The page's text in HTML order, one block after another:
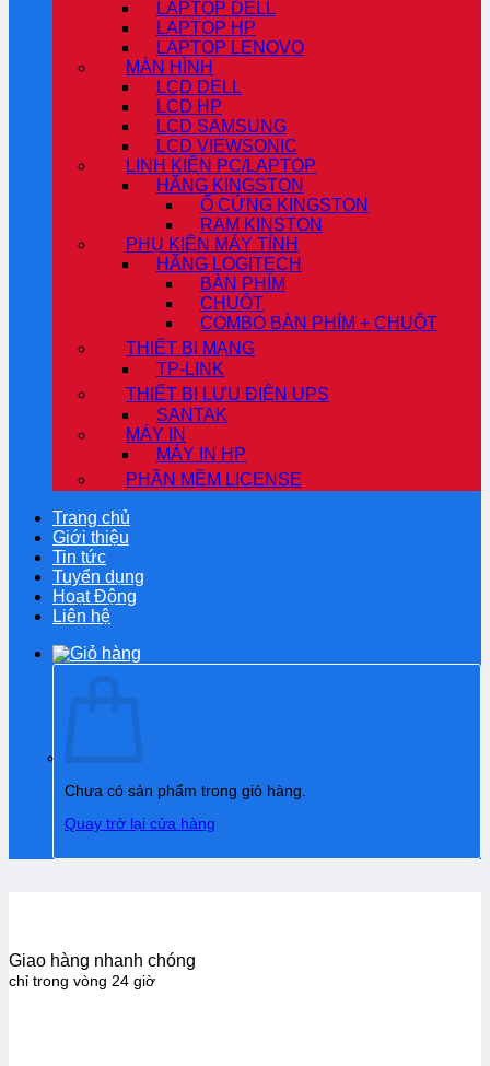
LAPTOP DELL
LAPTOP HP
LAPTOP LENOVO
MÀN HÌNH
LCD DELL
LCD HP
LCD SAMSUNG
LCD VIEWSONIC
LINH KIỆN PC/LAPTOP
HÃNG KINGSTON
Ổ CỨNG KINGSTON
RAM KINSTON
PHỤ KIỆN MÁY TÍNH
HÃNG LOGITECH
BÀN PHÍM
CHUỘT
COMBO BÀN PHÍM + CHUỘT
THIẾT BỊ MẠNG
TP-LINK
THIẾT BỊ LƯU ĐIỆN UPS
SANTAK
MÁY IN
MÁY IN HP
PHẦN MỀM LICENSE
Trang chủ
Giới thiệu
Tin tức
Tuyển dụng
Hoạt Động
Liên hệ
Chưa có sản phẩm trong giỏ hàng.
Quay trở lại cửa hàng
Giao hàng nhanh chóng
chỉ trong vòng 24 giờ